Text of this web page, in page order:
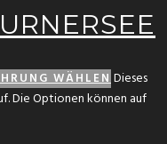
WÄHLENDieses
Die Optionen können auf